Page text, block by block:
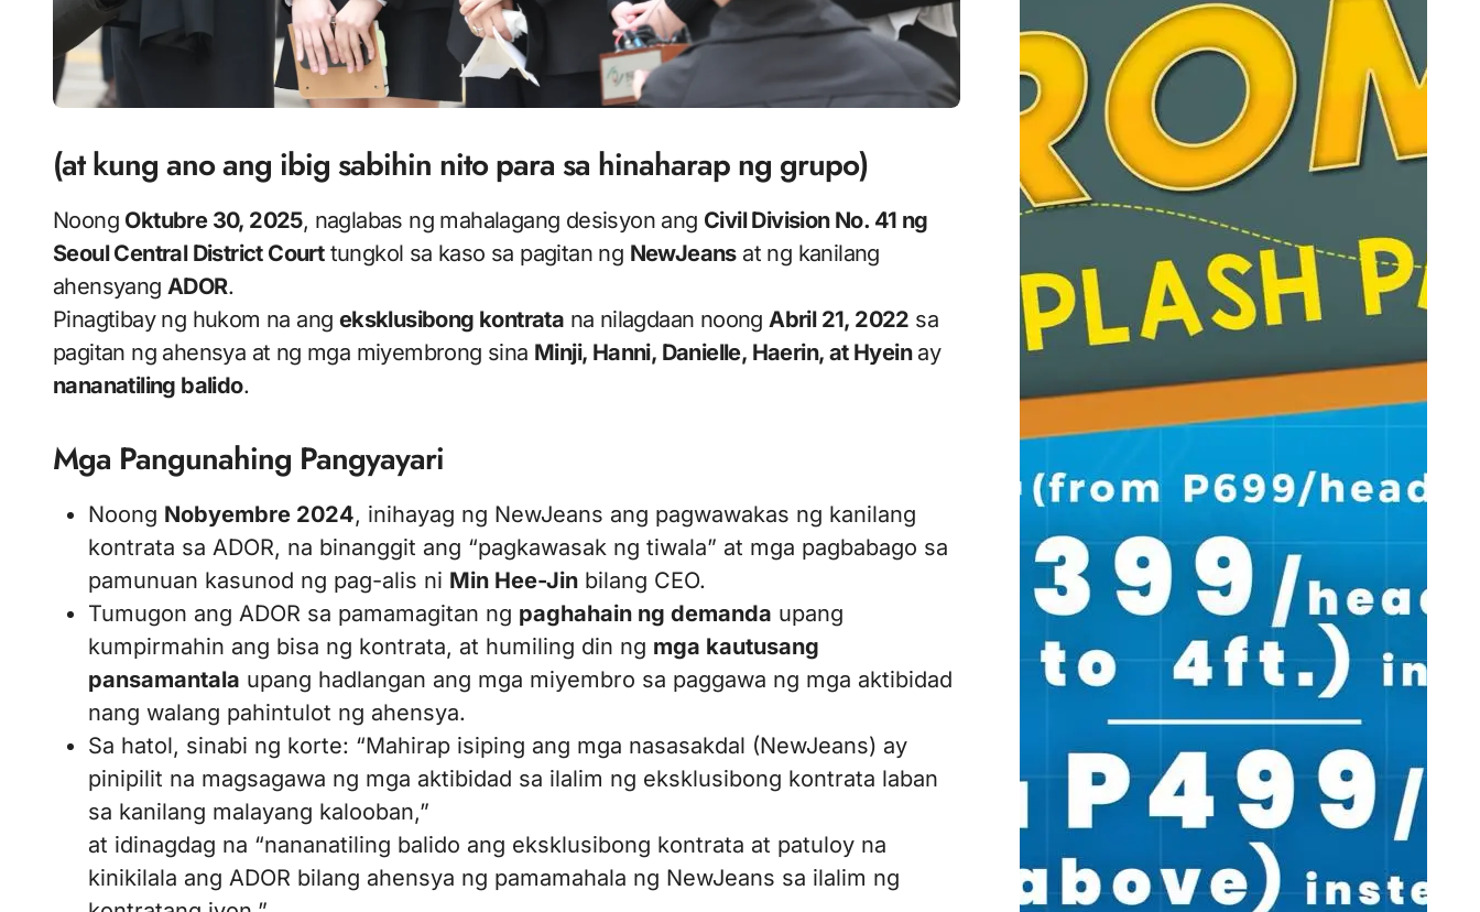
(at kung ano ang ibig sabihin nito para sa hinaharap ng grupo)
Noong Oktubre 30, 2025, naglabas ng mahalagang desisyon ang Civil Division No. 41 ng
Seoul Central District Courttungkol sa kaso sa pagitan ng NewJeansat ng kanilang
ahensyangADOR.
Pinagtibay ng hukom na ang eksklusibong kontrata na nilagdaan noongAbril 21, 2022 sa
pagitan ng ahensya at ng mga miyembrong sina Minji, Hanni, Danielle, Haerin, at Hyeinay
nananatiling balido.
Mga Pangunahing Pangyayari
Noong Nobyembre 2024, inihayag ng NewJeans ang pagwawakas ng kanilang
kontrata sa ADOR, na binanggit ang “pagkawasak ng tiwala” at mga pagbabago sa
pamunuan kasunod ng pag-alis ni Min Hee-Jin bilang CEO.
Tumugon ang ADOR sa pamamagitan ng paghahain ng demanda upang
kumpirmahin ang bisa ng kontrata, at humiling din ng mga kautusang
pansamantala upang hadlangan ang mga miyembro sa paggawa ng mga aktibidad
nang walang pahintulot ng ahensya.
Sa hatol, sinabi ng korte: “Mahirap isiping ang mga nasasakdal (NewJeans) ay
pinipilit na magsagawa ng mga aktibidad sa ilalim ng eksklusibong kontrata laban
sa kanilang malayang kalooban,”
at idinagdag na “nananatiling balido ang eksklusibong kontrata at patuloy na
kinikilala ang ADOR bilang ahensya ng pamamahala ng NewJeans sa ilalim ng